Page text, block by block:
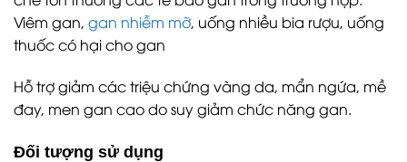
Viêm gan, gan nhiễm mỡ, uống nhiều bia rượu, uống
thuốc có hại cho gan
Hỗ trợ giảm các triệu chứng vàng da, mẩn ngứa, mề
đay, men gan cao do suy giảm chức năng gan.
Đối tượng sử dụng